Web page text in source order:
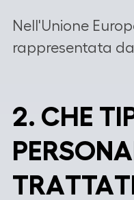
Nell'Unione
rappresentata da
2. CHE